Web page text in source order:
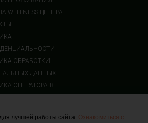
лучшей работы сайта. Ознакомиться с
WELLNESS ЦЕНТРА
ОБРАБОТКИ
ДАННЫХ
ОПЕ РАТОРА В